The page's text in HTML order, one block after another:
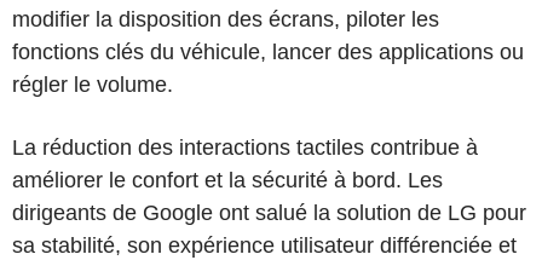
modifier la disposition des écrans, piloter les
fonctions clés du véhicule, lancer des applications ou
régler le volume.
La réduction des interactions tactiles contribue à
améliorer le confort et la sécurité à bord. Les
dirigeants de Google ont salué la solution de LG pour
sa stabilité, son expérience utilisateur différenciée et